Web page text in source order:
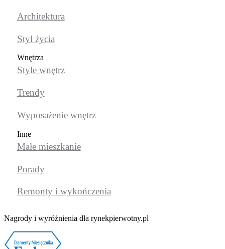
Architektura
Styl życia
Wnętrza
Style wnętrz
Trendy
Wyposażenie wnętrz
Inne
Małe mieszkanie
Porady
Remonty i wykończenia
Nagrody i wyróżnienia dla rynekpierwotny.pl